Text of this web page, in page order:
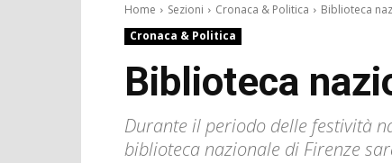
Home Sezioni Cronaca & Politica
Biblioteca
Cronaca & Politica
Biblioteca
Durante il periodo delle festività
biblioteca nazionale di Firenze